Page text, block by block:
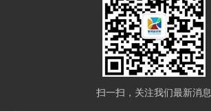
扫一扫，关注我们最新消息